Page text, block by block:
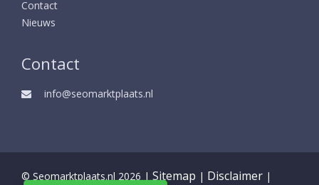
Contact
Nieuws
Contact
info@seomarktplaats.nl
© Seomarktplaats.nl 2026 | Sitemap | Disclaimer |